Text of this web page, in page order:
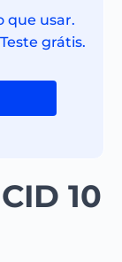
que usar.
grátis.
10